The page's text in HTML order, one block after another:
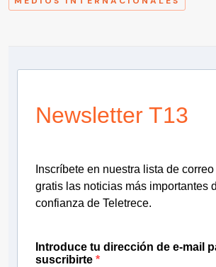
Newsletter T13
Inscríbete en nuestra lista de
gratis las noticias más importantes
confianza de Teletrece.
Introduce tu dirección de e-mail
suscribirte